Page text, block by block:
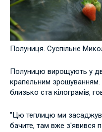
Полуниця. Суспільне
Полуницю вирощують у
крапельним
близько ста кілограмів,
"Цю теплицю ми
бачите, там вже